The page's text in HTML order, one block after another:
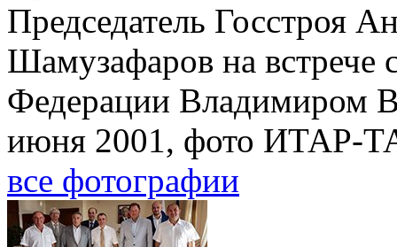
Председатель Госстроя
Шамузафаров на встрече
Федерации Владимиром
июня 2001, фото ИТАР-
все фотографии